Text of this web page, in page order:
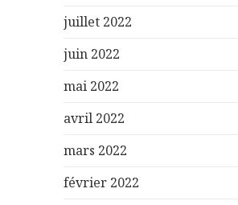
juillet 2022
juin 2022
mai 2022
avril 2022
mars 2022
février 2022